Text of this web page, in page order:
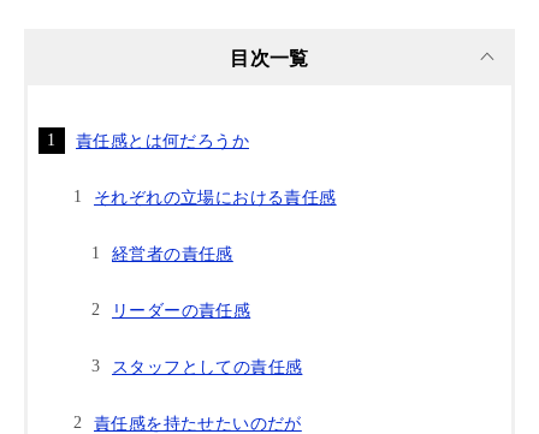
目次一覧
責任感とは何だろうか
それぞれの立場における責任感
経営者の責任感
リーダーの責任感
スタッフとしての責任感
責任感を持たせたいのだが